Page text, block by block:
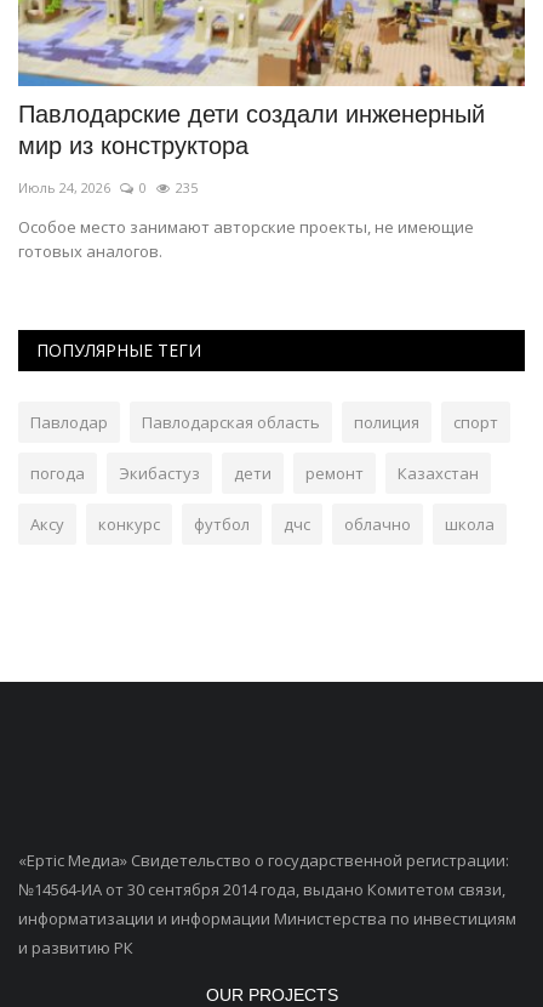
Павлодарские дети создали инженерный
мир из конструктора
Июль 24, 2026 0 235
Особое место занимают авторские проекты, не имеющие
готовых аналогов.
ПОПУЛЯРНЫЕ ТЕГИ
Павлодар Павлодарская область полиция спорт
погода Экибастуз дети ремонт Казахстан
Аксу конкурс футбол дчс облачно школа
«Ертiс Медиа» Свидетельство о государственной регистрации:
№14564-ИА от 30 сентября 2014 года, выдано Комитетом связи,
информатизации и информации Министерства по инвестициям
и развитию РК
OUR PROJECTS